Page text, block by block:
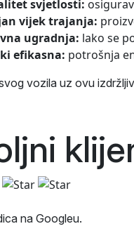
svjetlosti:
vijek trajanja:
ugradnja: lako se
efikasna: potrošnja
vozila uz ovu
na Googleu.